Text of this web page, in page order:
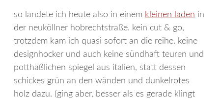
so landete ich heute also in einem kleinen laden in
der neuköllner hobrechtstraße. kein cut & go,
trotzdem kam ich quasi sofort an die reihe. keine
designhocker und auch keine sündhaft teuren und
potthäßlichen spiegel aus italien, statt dessen
schickes grün an den wänden und dunkelrotes
holz dazu. (ging aber, besser als es gerade klingt